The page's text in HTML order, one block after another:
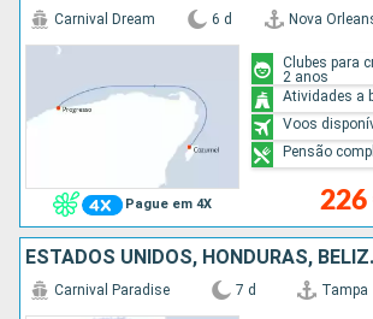
Pague em 4X
Carnival Dream 6 d Nova
226
Clubes para
2 anos
Atividades a
Voos
Pensão
Carnival Paradise 7 d Tampa